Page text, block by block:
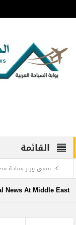
القائمة
عيسى وزير سياحة
الدولي للسفر والسياحة
News At Middle East